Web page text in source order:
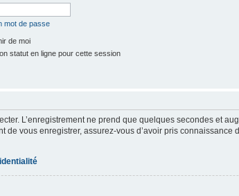
mot de passe
de moi
statut en ligne pour cette session
L’enregistrement ne prend que quelques secondes et
de vous enregistrer, assurez-vous d’avoir pris